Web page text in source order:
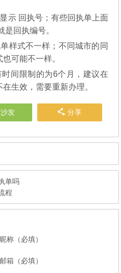
示 回执号；有些回执单上面
是回执编号。
样式不一样；不同城市的同
可能不一样。
间限制的为6个月，建议在
生效，需要重新办理。
发 分享
单吗
程
昵称（必填）
邮箱（必填）